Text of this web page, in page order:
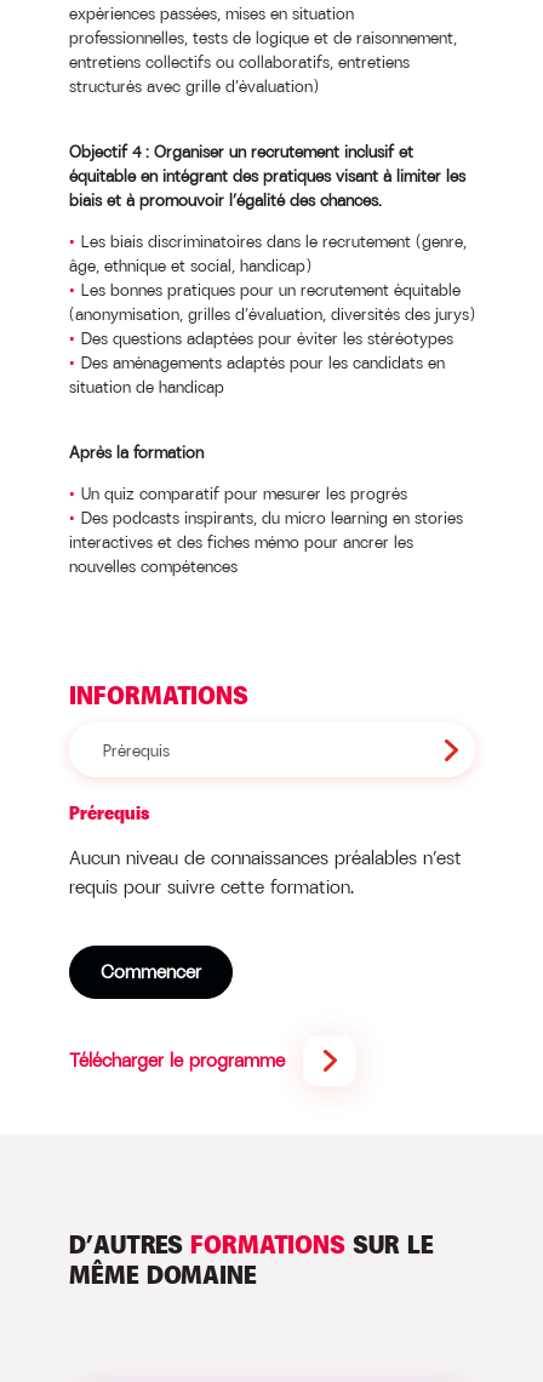
expériences passées, mises en situation
professionnelles, tests de logique et de raisonnement,
entretiens collectifs ou collaboratifs, entretiens
structurés avec grille d’évaluation)
Objectif 4 : Organiser un recrutement inclusif et
équitable en intégrant des pratiques visant à limiter les
biais et à promouvoir l’égalité des chances.
Les biais discriminatoires dans le recrutement (genre,
âge, ethnique et social, handicap)
Les bonnes pratiques pour un recrutement équitable
(anonymisation, grilles d’évaluation, diversités des jurys)
Des questions adaptées pour éviter les stéréotypes
Des aménagements adaptés pour les candidats en
situation de handicap
Après la formation
Un quiz comparatif pour mesurer les progrès
Des podcasts inspirants, du micro learning en stories
interactives et des fiches mémo pour ancrer les
nouvelles compétences
INFORMATIONS
Prérequis
Prérequis
Aucun niveau de connaissances préalables n’est
requis pour suivre cette formation.
Commencer
Télécharger le programme
D’AUTRES FORMATIONSSUR LE
MÊME DOMAINE